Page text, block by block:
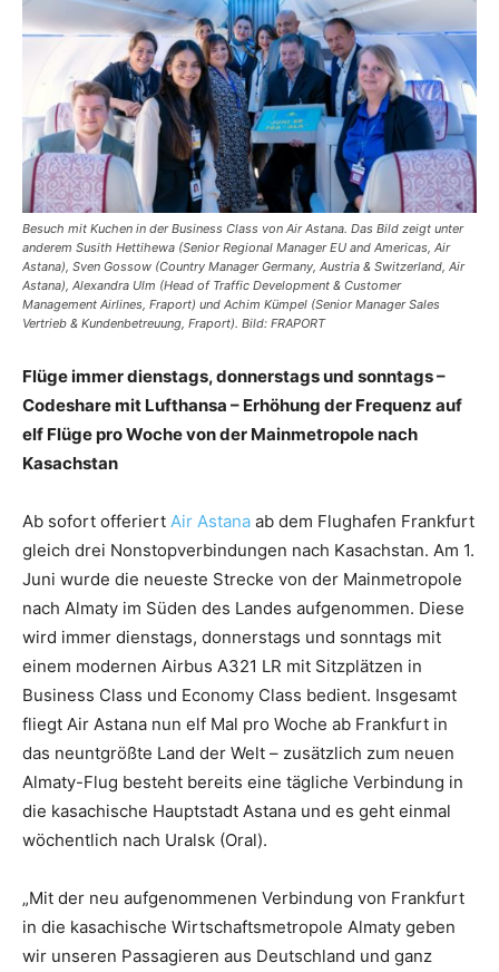
Reiseempfehlungen.
Besuch mit Kuchen in der Business Class von Air Astana. Das Bild zeigt unter
anderem Susith Hettihewa (Senior Regional Manager EU and Americas, Air
Astana), Sven Gossow (Country Manager Germany, Austria & Switzerland, Air
Astana), Alexandra Ulm (Head of Traffic Development & Customer
Management Airlines, Fraport) und Achim Kümpel (Senior Manager Sales
Vertrieb & Kundenbetreuung, Fraport). Bild: FRAPORT
Flüge immer dienstags, donnerstags und sonntags –
Codeshare mit Lufthansa – Erhöhung der Frequenz auf
elf Flüge pro Woche von der Mainmetropole nach
Kasachstan
Ab sofort offeriert Air Astana ab dem Flughafen Frankfurt
gleich drei Nonstopverbindungen nach Kasachstan. Am 1.
Juni wurde die neueste Strecke von der Mainmetropole
nach Almaty im Süden des Landes aufgenommen. Diese
wird immer dienstags, donnerstags und sonntags mit
einem modernen Airbus A321 LR mit Sitzplätzen in
Business Class und Economy Class bedient. Insgesamt
fliegt Air Astana nun elf Mal pro Woche ab Frankfurt in
das neuntgrößte Land der Welt – zusätzlich zum neuen
Almaty-Flug besteht bereits eine tägliche Verbindung in
die kasachische Hauptstadt Astana und es geht einmal
wöchentlich nach Uralsk (Oral).
„Mit der neu aufgenommenen Verbindung von Frankfurt
in die kasachische Wirtschaftsmetropole Almaty geben
wir unseren Passagieren aus Deutschland und ganz